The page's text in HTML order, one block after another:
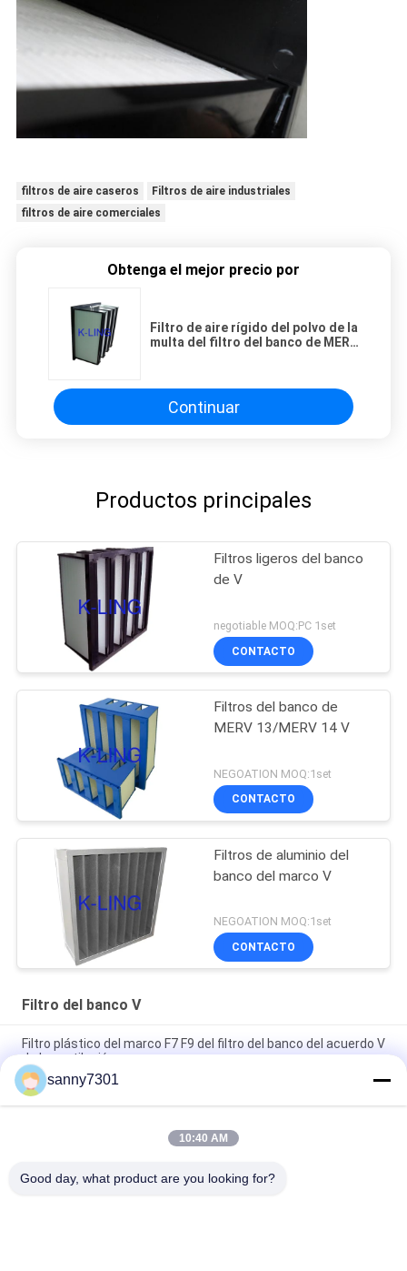
filtros de aire caseros
Filtros de aire industriales
filtros de aire comerciales
Obtenga el mejor precio por
Filtro de aire rígido del polvo de la
multa del filtro del banco de MERV
Continuar
Productos principales
Filtros ligeros del banco
de V
negotiable MOQ:PC 1set
CONTACTO
Filtros del banco de
MERV 13/MERV 14 V
NEGOATION MOQ:1set
CONTACTO
Filtros de aluminio del
banco del marco V
NEGOATION MOQ:1set
CONTACTO
Filtro del banco V
Filtro plástico del marco F7 F9 del filtro del banco del acuerdo V
de la ventilación
Marco plástico del filtro del banco de Purifie V del filtro del ISO
con el volumen de aire grande
Eficacia media plástica del filtro de aire del bolsillo del banco
sanny7301
10:40 AM
Good day, what product are you looking for?